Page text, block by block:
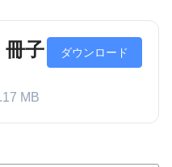
子
MB
ダウンロード